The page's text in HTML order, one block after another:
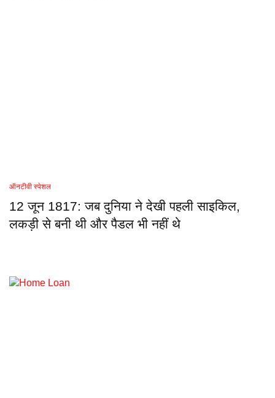
ऑनटीवी स्पेशल
12 जून 1817: जब दुनिया ने देखी पहली साइकिल,
लकड़ी से बनी थी और पैडल भी नहीं थे